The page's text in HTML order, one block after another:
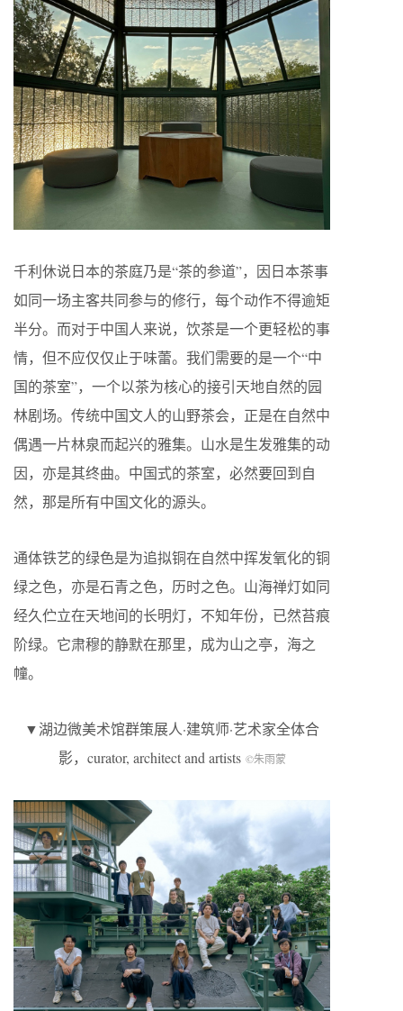
千利休说日本的茶庭乃是“茶的参道”，因日本茶事
如同一场主客共同参与的修行，每个动作不得逾矩
半分。而对于中国人来说，饮茶是一个更轻松的事
情，但不应仅仅止于味蕾。我们需要的是一个“中
国的茶室”，一个以茶为核心的接引天地自然的园
林剧场。传统中国文人的山野茶会，正是在自然中
偶遇一片林泉而起兴的雅集。山水是生发雅集的动
因，亦是其终曲。中国式的茶室，必然要回到自
然，那是所有中国文化的源头。
通体铁艺的绿色是为追拟铜在自然中挥发氧化的铜
绿之色，亦是石青之色，历时之色。山海禅灯如同
经久伫立在天地间的长明灯，不知年份，已然苔痕
阶绿。它肃穆的静默在那里，成为山之亭，海之
幢。
▼湖边微美术馆群策展人·建筑师·艺术家全体合
影，curator, architect and artists ©朱雨蒙